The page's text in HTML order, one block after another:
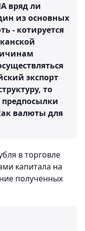
вряд ли
из основных
- котируется
экспорт
то
предпосылки
валюты для
в торговле
капитала на
полученных